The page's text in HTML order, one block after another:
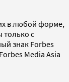
в любой форме,
только с
знак Forbes
Media Asia